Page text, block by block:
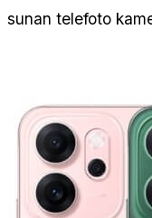
sunan telefoto